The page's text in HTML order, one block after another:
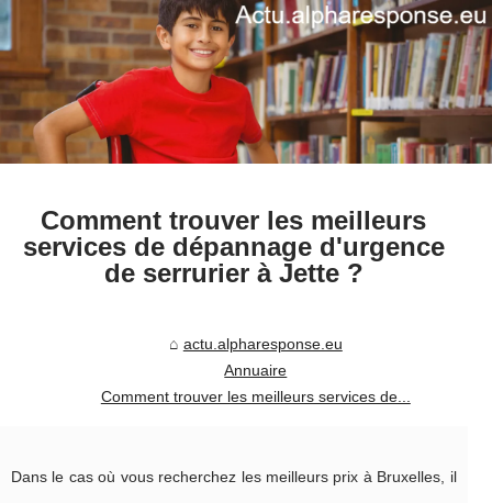
Comment trouver les meilleurs
services de dépannage d'urgence
de serrurier à Jette ?
actu.alpharesponse.eu
Annuaire
Comment trouver les meilleurs services de...
Dans le cas où vous recherchez les meilleurs prix à Bruxelles, il